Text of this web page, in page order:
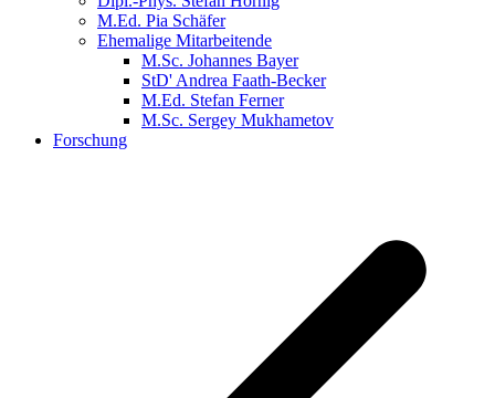
M.Ed. Pia Schäfer
Ehemalige Mitarbeitende
M.Sc. Johannes Bayer
StD' Andrea Faath-Becker
M.Ed. Stefan Ferner
M.Sc. Sergey Mukhametov
Forschung